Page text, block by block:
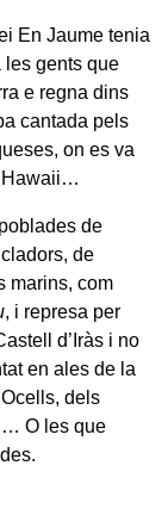
En Jaume tenia
les gents que
e regna dins
cantada pels
on es va
Hawaii…
de
de
marins, com
, i represa per
d’Iràs i no
en ales de la
dels
O les que